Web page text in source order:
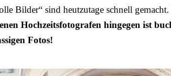
Bilder“ sind heutzutage schnell gemacht.
Hochzeitsfotografen hingegen ist
Fotos!